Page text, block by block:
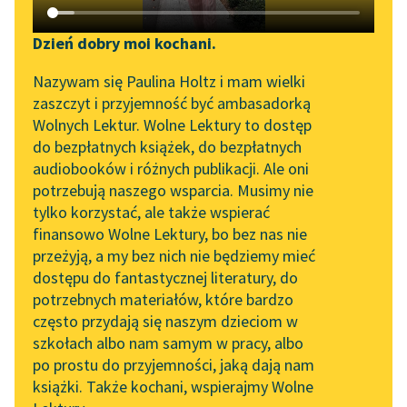
Katalog DAISY
Podkasty o książkach
Zgłoś brak utworu
Aktualności
„Prokurator Alicja Horn”
do słuchania
Byliśmy częścią AI Impact
Lab
Zapraszamy na spotkanie
online z tłumaczkami
literatury skandynawskiej
Spotkanie z Katarzyną
Tunkiel w Oslo
102. lata temu zmarł
Joseph Conrad
Narzędzia
Mapa Wolnych Lektur
Leśmianator
Przewodnik dla piszących i
czytających
API
OAI-PMH
Widget Wolnych Lektur
Przypisy
Dzień dobry moi kochani.
Nazywam się Paulina Holtz i mam wielki
zaszczyt i przyjemność być ambasadorką
Wolnych Lektur. Wolne Lektury to dostęp
do bezpłatnych książek, do bezpłatnych
audiobooków i różnych publikacji. Ale oni
potrzebują naszego wsparcia. Musimy nie
tylko korzystać, ale także wspierać
finansowo Wolne Lektury, bo bez nas nie
przeżyją, a my bez nich nie będziemy mieć
dostępu do fantastycznej literatury, do
potrzebnych materiałów, które bardzo
często przydają się naszym dzieciom w
szkołach albo nam samym w pracy, albo
po prostu do przyjemności, jaką dają nam
książki. Także kochani, wspierajmy Wolne
Pamiętniki Adama i Ewy
Wypisy z pamiętnika Adama
pobierz książkę
czytaj online